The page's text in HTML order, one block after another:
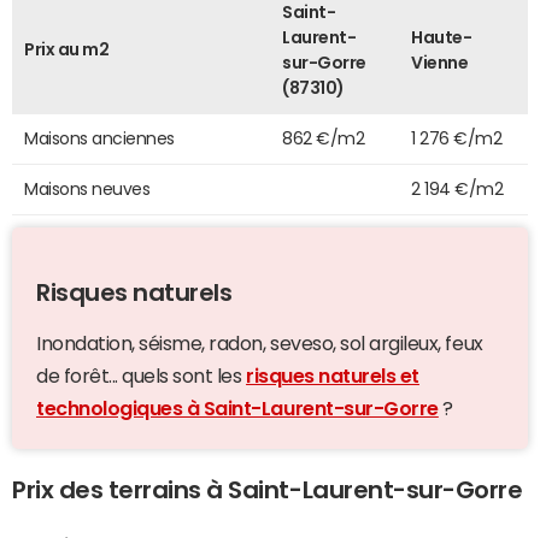
Prix au m2
Saint-
Laurent-
sur-Gorre
(87310)
Haute-
Vienne
Maisons anciennes 862 €/m2 1 276 €/m2
Maisons neuves 2 194 €/m2
Risques naturels
Inondation, séisme, radon, seveso, sol argileux, feux
de forêt... quels sont les risques naturels et
technologiques à Saint-Laurent-sur-Gorre?
Prix des terrains à Saint-Laurent-sur-Gorre